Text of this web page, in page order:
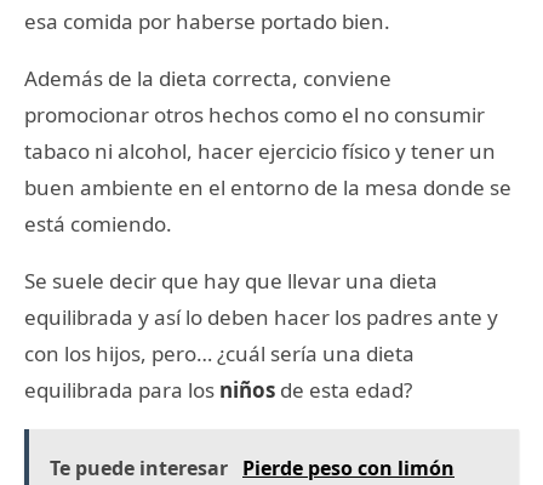
esa comida por haberse portado bien.
Además de la dieta correcta, conviene
promocionar otros hechos como el no consumir
tabaco ni alcohol, hacer ejercicio físico y tener un
buen ambiente en el entorno de la mesa donde se
está comiendo.
Se suele decir que hay que llevar una dieta
equilibrada y así lo deben hacer los padres ante y
con los hijos, pero… ¿cuál sería una dieta
equilibrada para los niños de esta edad?
Te puede interesar Pierde peso con limón